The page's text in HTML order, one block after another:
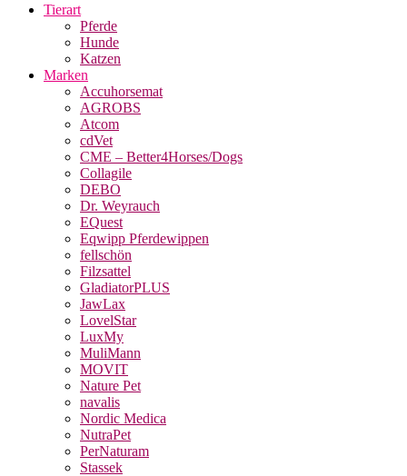
Tierart
Pferde
Hunde
Katzen
Marken
Accuhorsemat
AGROBS
Atcom
cdVet
CME – Better4Horses/Dogs
Collagile
DEBO
Dr. Weyrauch
EQuest
Eqwipp Pferdewippen
fellschön
Filzsattel
GladiatorPLUS
JawLax
LovelStar
LuxMy
MuliMann
MOVIT
Nature Pet
navalis
Nordic Medica
NutraPet
PerNaturam
Stassek